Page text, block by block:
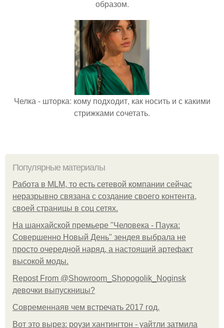
образом.
Челка - шторка: кому подходит, как носить и с какими
стрижками сочетать.
Популярные материалы
Работа в MLM, то есть сетевой компании сейчас
неразрывно связана с создание своего контента,
своей страницы в соц сетях.
На шанхайской премьере "Человека - Паука:
Совершенно Новый День" зендея выбрала не
просто очередной наряд, а настоящий артефакт
высокой моды.
Repost From @Showroom_Shopogolik_Noginsk
девочки выпускницы?
Современнаяв чем встречать 2017 год.
Вот это вырез: роузи хантингтон - уайтли затмила